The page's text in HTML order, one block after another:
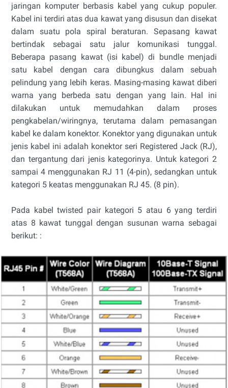
jaringan komputer berbasis kabel yang cukup populer.
Kabel ini terdiri atas dua kawat yang disusun dan disekat
dalam suatu pola spiral beraturan. Sepasang kawat
bertindak sebagai satu jalur komunikasi tunggal.
Beberapa pasang kawat (isi kabel) di bundle menjadi
satu kabel dengan cara dibungkus dalam sebuah
pelindung yang lebih keras. Masing-masing kawat diberi
warna yang berbeda satu dengan yang lain. Hal ini
dilakukan untuk memudahkan dalam proses
pengkabelan/wiringnya, terutama dalam pemasangan
kabel ke dalam konektor. Konektor yang digunakan untuk
jenis kabel ini adalah konektor seri Registered Jack (RJ),
dan tergantung dari jenis kategorinya. Untuk kategori 2
sampai 4 menggunakan RJ 11 (4-pin), sedangkan untuk
kategori 5 keatas menggunakan RJ 45. (8 pin).
Pada kabel twisted pair kategori 5 atau 6 yang terdiri
atas 8 kawat tunggal dengan susunan warna sebagai
berikut: :